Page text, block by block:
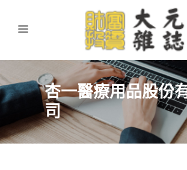
杏一醫療用品股份
司